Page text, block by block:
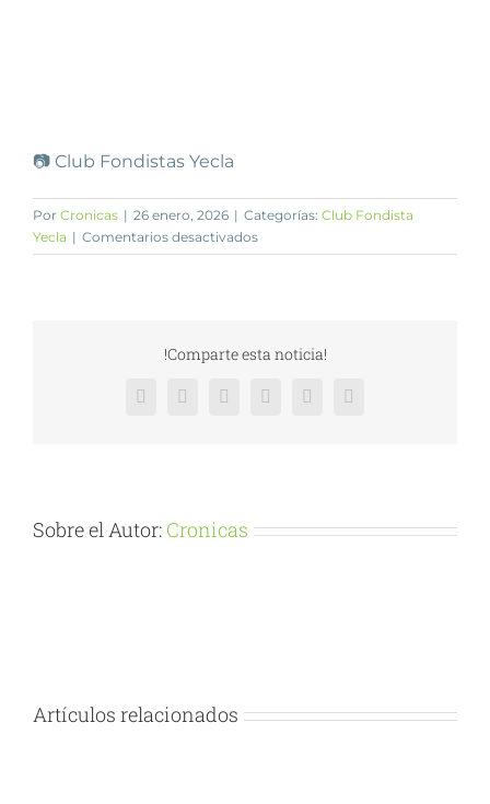
📷 Club Fondistas Yecla
Por Cronicas | 26 enero, 2026 | Categorías: Club Fondista
Yecla | Comentarios desactivadosen
Balazote/Jorquera/Sevilla
!Comparte esta noticia!
Facebook
X RedditLinkedInPinterestVk
Sobre el Autor: Cronicas
Artículos relacionados